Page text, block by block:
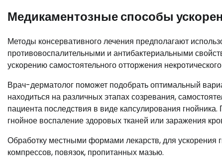
Медикаментозные способы
Методы консервативного лечения предполагают
противовоспалительными и антибактериальными
ускорению самостоятельного отторжения
Врач-дерматолог поможет подобрать оптимальный
находиться на различных этапах созревания,
пациента последствия в виде капсулирования
гнойное воспаление здоровых тканей или заражения
Обработку местными формами лекарств, для ускорения
компрессов, повязок, пропитанных мазью.